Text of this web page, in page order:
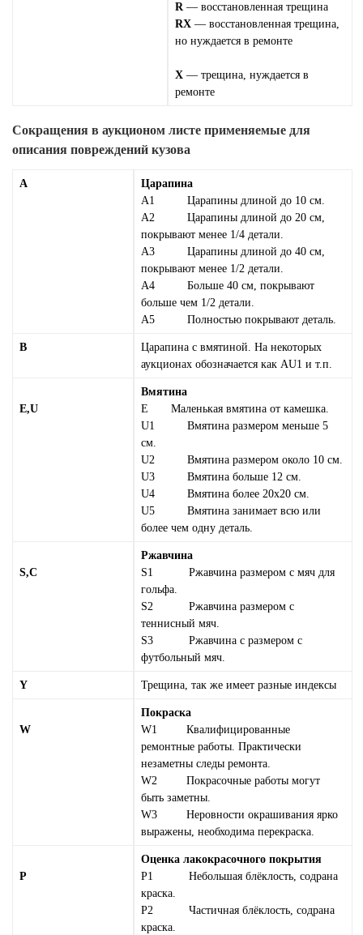
R — восстановленная трещина
RX — восстановленная трещина,
но нуждается в ремонте
X — трещина, нуждается в
ремонте
Сокращения в аукционом листе применяемые для
описания повреждений кузова
A
Царапина
А1 Царапины длиной до 10 см.
А2 Царапины длиной до 20 см,
покрывают менее 1/4 детали.
А3 Царапины длиной до 40 см,
покрывают менее 1/2 детали.
А4 Больше 40 см, покрывают
больше чем 1/2 детали.
А5 Полностью покрывают деталь.
B
Царапина с вмятиной. На некоторых
аукционах обозначается как AU1 и т.п.
E,U
Вмятина
Е Маленькая вмятина от камешка.
U1 Вмятина размером меньше 5
см.
U2 Вмятина размером около 10 см.
U3 Вмятина больше 12 см.
U4 Вмятина более 20х20 см.
U5 Вмятина занимает всю или
более чем одну деталь.
S,C
Ржавчина
S1 Ржавчина размером с мяч для
гольфа.
S2 Ржавчина размером с
теннисный мяч.
S3 Ржавчина с размером с
футбольный мяч.
Y Трещина, так же имеет разные индексы
W
Покраска
W1 Квалифицированные
ремонтные работы. Практически
незаметны следы ремонта.
W2 Покрасочные работы могут
быть заметны.
W3 Неровности окрашивания ярко
выражены, необходима перекраска.
P
Оценка лакокрасочного покрытия
Р1 Небольшая блёклость, содрана
краска.
Р2 Частичная блёклость, содрана
краска.